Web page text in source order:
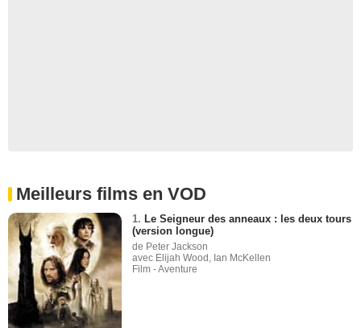
Meilleurs films en VOD
1. Le Seigneur des anneaux : les deux tours
(version longue)
de Peter Jackson
avec Elijah Wood, Ian McKellen
Film - Aventure